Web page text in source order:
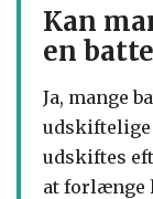
Kan
en
Ja, mange
udskiftelige
udskiftes
at forlænge